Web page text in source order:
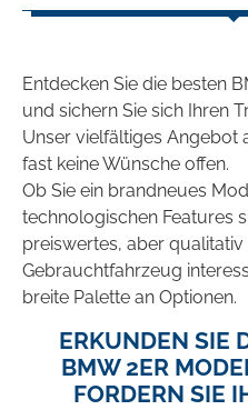
Entdecken Sie die besten
und sichern Sie sich Ihren
Unser vielfältiges Angebot
fast keine Wünsche offen.
Ob Sie ein brandneues
technologischen Features
preiswertes, aber
Gebrauchtfahrzeug
breite Palette an Optionen.
ERKUNDEN SIE
BMW 2ER
FORDERN SIE